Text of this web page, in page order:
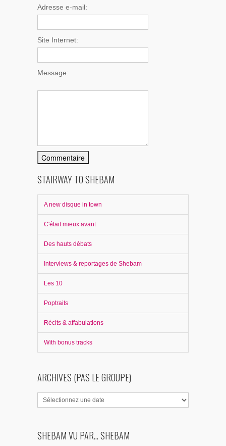
Adresse e-mail:
Site Internet:
Message:
STAIRWAY TO SHEBAM
A new disque in town
C'était mieux avant
Des hauts débats
Interviews & reportages de Shebam
Les 10
Poptraits
Récits & affabulations
With bonus tracks
ARCHIVES (PAS LE GROUPE)
SHEBAM VU PAR... SHEBAM